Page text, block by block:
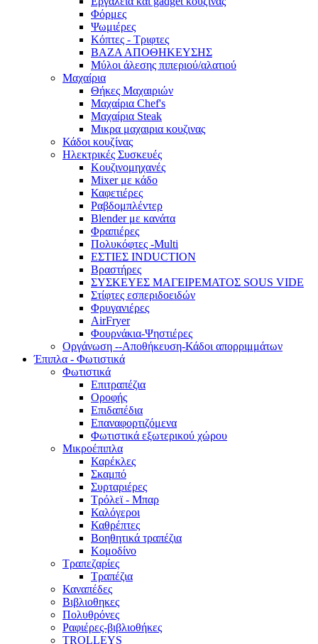
Φόρμες
Ψωμιέρες
Κόπτες - Τριφτες
ΒΑΖΑ ΑΠΟΘΗΚΕΥΣΗΣ
Μύλοι άλεσης πιπεριού/αλατιού
Μαχαίρια
Θήκες Μαχαιριών
Μαχαίρια Chef's
Μαχαίρια Steak
Μικρα μαχαιρια κουζινας
Κάδοι κουζίνας
Ηλεκτρικές Συσκευές
Κουζινομηχανές
Mixer με κάδο
Καφετιέρες
Ραβδομπλέντερ
Blender με κανάτα
Φραπιέρες
Πολυκόφτες -Multi
ΕΣΤΙΕΣ INDUCTION
Βραστήρες
ΣΥΣΚΕΥΕΣ ΜΑΓΕΙΡΕΜΑΤΟΣ SOUS VIDE
Στίφτες εσπεριδοειδών
Φρυγανιέρες
AirFryer
Φουρνάκια-Ψηστιέρες
Οργάνωση --Αποθήκευση-Κάδοι απορριμμάτων
Έπιπλα - Φωτιστικά
Φωτιστικά
Επιτραπέζια
Οροφής
Επιδαπέδια
Επαναφορτιζόμενα
Φωτιστικά εξωτερικού χώρου
Μικροέπιπλα
Καρέκλες
Σκαμπό
Συρταριέρες
Τρόλεϊ - Μπαρ
Καλόγεροι
Καθρέπτες
Βοηθητικά τραπέζια
Κομοδίνο
Τραπεζαρίες
Τραπέζια
Καναπέδες
Βιβλιοθηκες
Πολυθρόνες
Ραφιέρες-βιβλιοθήκες
TROLLEYS